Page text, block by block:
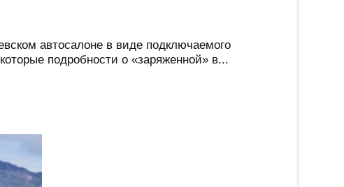
автосалоне в виде подключаемого
подробности о «заряженной» в...